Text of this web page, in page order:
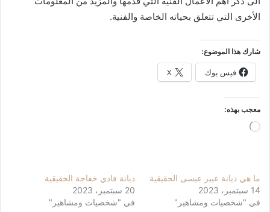
الأخرى التي تتعلق بحياته الخاصة والفنية.
شارك هذا الموضوع:
فيس بوك X
معجب بهذه:
جاري
ما هي ديانة عبير عيسى الحقيقية
14 سبتمبر، 2023
في "شخصيات ومشاهير"
ديانة فادي خفاجة الحقيقية
20 سبتمبر، 2023
في "شخصيات ومشاهير"